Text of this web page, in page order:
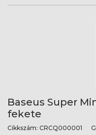
Baseus Super
fekete
Cikkszám: CRCQ000001